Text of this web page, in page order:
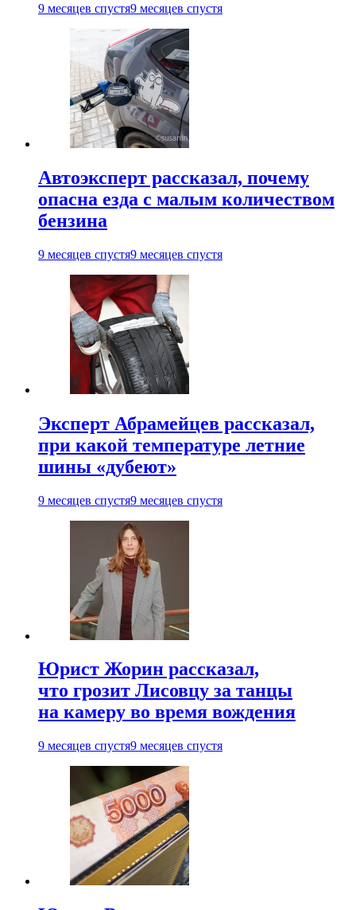
9 месяцев спустя9 месяцев спустя
Автоэксперт рассказал, почему
опасна езда с малым количеством
бензина
9 месяцев спустя9 месяцев спустя
Эксперт Абрамейцев рассказал,
при какой температуре летние
шины «дубеют»
9 месяцев спустя9 месяцев спустя
Юрист Жорин рассказал,
что грозит Лисовцу за танцы
на камеру во время вождения
9 месяцев спустя9 месяцев спустя